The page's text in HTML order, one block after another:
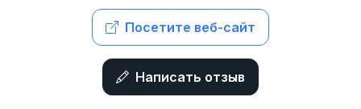
Посетите веб-сайт
Написать отзыв